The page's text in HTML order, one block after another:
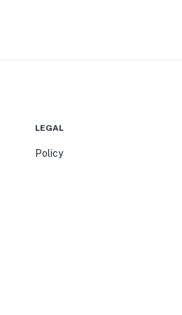
LEGAL
Policy